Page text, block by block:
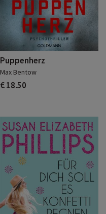
Puppenherz
Max Bentow
€ 18.50